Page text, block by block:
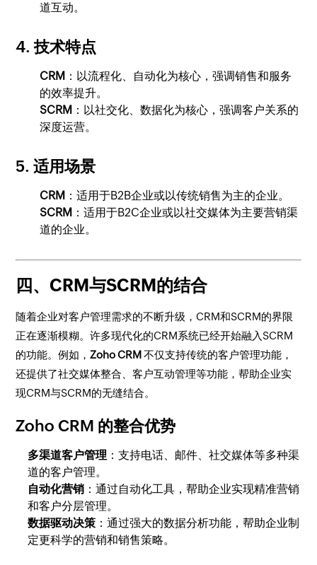
道互动。
4.技术特点
CRM ：以流程化、自动化为核心，强调销售和服务
的效率提升。
SCRM ：以社交化、数据化为核心，强调客户关系的
深度运营。
5.适用场景
CRM ：适用于B2B企业或以传统销售为主的企业。
SCRM ：适用于B2C企业或以社交媒体为主要营销渠
道的企业。
四、CRM与SCRM的结合
随着企业对客户管理需求的不断升级，CRM和SCRM的界限
正在逐渐模糊。许多现代化的CRM系统已经开始融入SCRM
的功能。例如，Zoho CRM不仅支持传统的客户管理功能，
还提供了社交媒体整合、客户互动管理等功能，帮助企业实
现CRM与SCRM的无缝结合。
Zoho CRM 的整合优势
多渠道客户管理 ：支持电话、邮件、社交媒体等多种渠
道的客户管理。
自动化营销 ：通过自动化工具，帮助企业实现精准营销
和客户分层管理。
数据驱动决策 ：通过强大的数据分析功能，帮助企业制
定更科学的营销和销售策略。